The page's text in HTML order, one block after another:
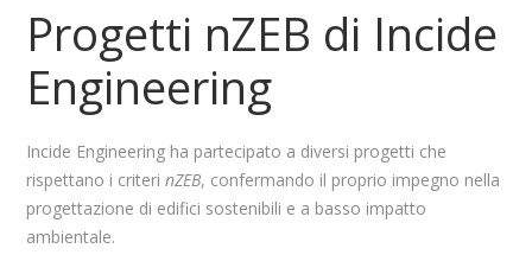
Progetti nZEB di Incide
Engineering
Incide Engineering ha partecipato a diversi progetti che
rispettano i criterinZEB, confermando il proprio impegno nella
progettazione di edifici sostenibili e a basso impatto
ambientale.